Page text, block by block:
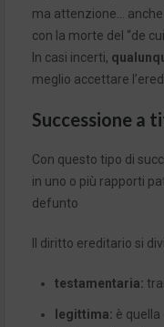
ma attenzione…
con la morte del “de
In casi incerti,
meglio accettare
Successione a
Con questo tipo di
in uno o più rapporti
defunto
Il diritto ereditario si
testamentaria:
legittima: è quella